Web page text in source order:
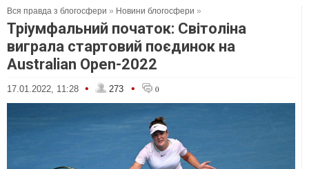
Вся правда з блогосфери » Новини блогосфери »
Тріумфальний початок: Світоліна
виграла стартовий поєдинок на
Australian Open-2022
17.01.2022, 11:28 • 273 • 0